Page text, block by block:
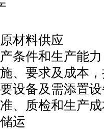
料供应
和生产能力
求及成本，
及需添置设
检和生产成
运